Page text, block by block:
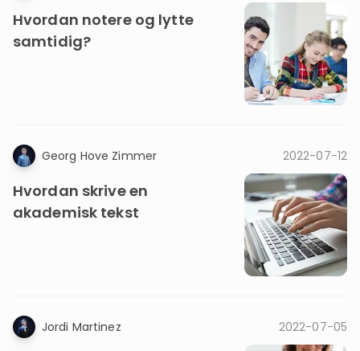
Hvordan notere og lytte
samtidig?
Georg Hove Zimmer 2022-07-12
Hvordan skrive en
akademisk tekst
Jordi Martinez 2022-07-05